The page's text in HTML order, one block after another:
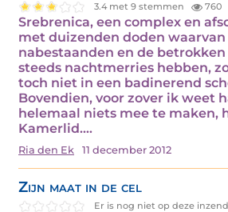
3.4 met 9 stemmen 760
Srebrenica, een complex en
met duizenden doden waarvan
nabestaanden en de
steeds nachtmerries hebben,
toch niet in een badinerend
Bovendien, voor zover ik weet
helemaal niets mee te maken,
Kamerlid.…
Ria den Ek 11 december 2012
Zijn maat in de cel
Er is nog niet op deze